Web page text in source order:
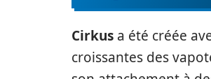
Cirkus a été créée
croissantes des